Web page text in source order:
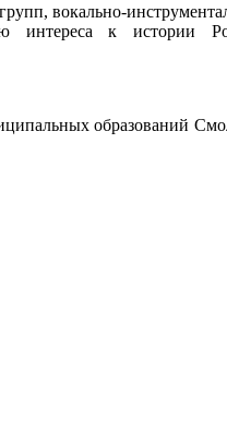
вокально-
интереса к
образований